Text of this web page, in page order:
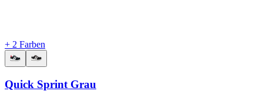
+ 2 Farben
Quick Sprint Grau